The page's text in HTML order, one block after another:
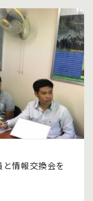
情報交換会を